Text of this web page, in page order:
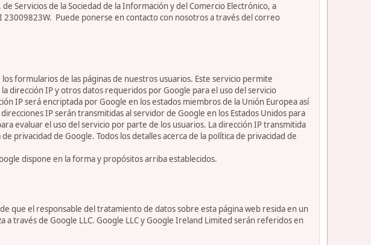
Servicios de la Sociedad de la Información y del Comercio Electrónico, a
23009823W. Puede ponerse en contacto con nosotros a través del correo
formularios de las páginas de nuestros usuarios. Este servicio permite
dirección IP y otros datos requeridos por Google para el uso del servicio
IP será encriptada por Google en los estados miembros de la Unión Europea así
IP serán transmitidas al servidor de Google en los Estados Unidos para
evaluar el uso del servicio por parte de los usuarios. La dirección IP transmitida
privacidad de Google. Todos los detalles acerca de la política de privacidad de
dispone en la forma y propósitos arriba establecidos.
que el responsable del tratamiento de datos sobre esta página web resida en un
a través de Google LLC. Google LLC y Google Ireland Limited serán referidos en